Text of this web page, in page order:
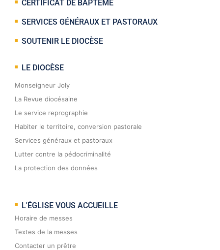
CERTIFICAT DE BAPTÊME
SERVICES GÉNÉRAUX ET PASTORAUX
SOUTENIR LE DIOCÈSE
LE DIOCÈSE
Monseigneur Joly
La Revue diocésaine
Le service reprographie
Habiter le territoire, conversion pastorale
Services généraux et pastoraux
Lutter contre la pédocriminalité
La protection des données
L'ÉGLISE VOUS ACCUEILLE
Horaire de messes
Textes de la messes
Contacter un prêtre